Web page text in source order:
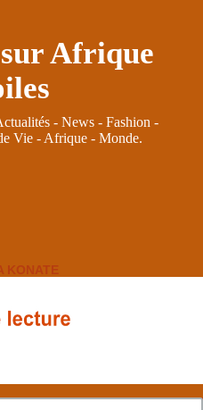
Afrique
- News - Fashion -
Vie - Afrique - Monde.
KONATE